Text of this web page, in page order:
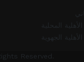
المحلية
الجهوية
Reserved.